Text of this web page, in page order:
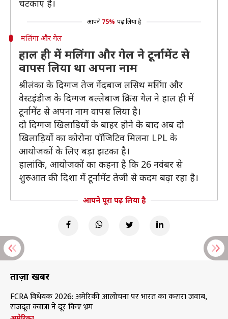
चटकाए हैं।
आपने 75% पढ़ लिया है
मलिंगा और गेल
हाल ही में मलिंगा और गेल ने टूर्नामेंट से
वापस लिया था अपना नाम
श्रीलंका के दिग्गज तेज गेंदबाज लसिथ मलिंगा और
वेस्टइंडीज के दिग्गज बल्लेबाज क्रिस गेल ने हाल ही में
टूर्नामेंट से अपना नाम वापस लिया है।
दो दिग्गज खिलाड़ियों के बाहर होने के बाद अब दो
खिलाड़ियों का कोरोना पॉजिटिव मिलना LPL के
आयोजकों के लिए बड़ा झटका है।
हालांकि, आयोजकों का कहना है कि 26 नवंबर से
शुरुआत की दिशा में टूर्नामेंट तेजी से कदम बढ़ा रहा है।
आपने पूरा पढ़ लिया है
ताज़ा खबरें
FCRA विधेयक 2026: अमेरिकी आलोचना पर भारत का करारा जवाब,
राजदूत क्वात्रा ने दूर किए भ्रम